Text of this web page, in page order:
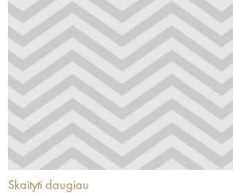
Skaityti daugiau